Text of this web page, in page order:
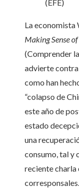
(EFE)
La economista
Making Sense
(Comprender
advierte
como han
“colapso de
este año de
estado
una
consumo, tal y
reciente charla